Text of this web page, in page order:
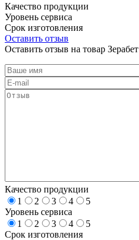
Качество продукции
Уровень сервиса
Срок изготовления
Оставить отзыв
Оставить отзыв на товар Зерабет
Качество продукции
1
2 3 4
5
Уровень сервиса
1
2 3 4
5
Срок изготовления